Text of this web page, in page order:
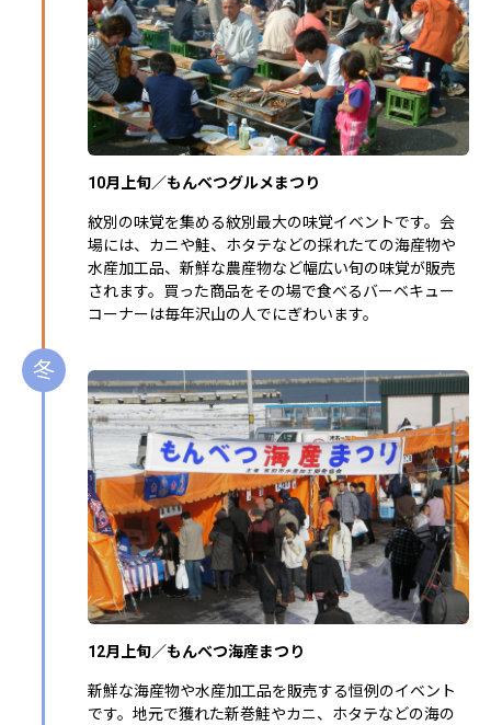
10月上旬／もんべつグルメまつり
紋別の味覚を集める紋別最大の味覚イベントです。会
場には、カニや鮭、ホタテなどの採れたての海産物や
水産加工品、新鮮な農産物など幅広い旬の味覚が販売
されます。買った商品をその場で食べるバーベキュー
コーナーは毎年沢山の人でにぎわいます。
冬
12月上旬／もんべつ海産まつり
新鮮な海産物や水産加工品を販売する恒例のイベント
です。地元で獲れた新巻鮭やカニ、ホタテなどの海の